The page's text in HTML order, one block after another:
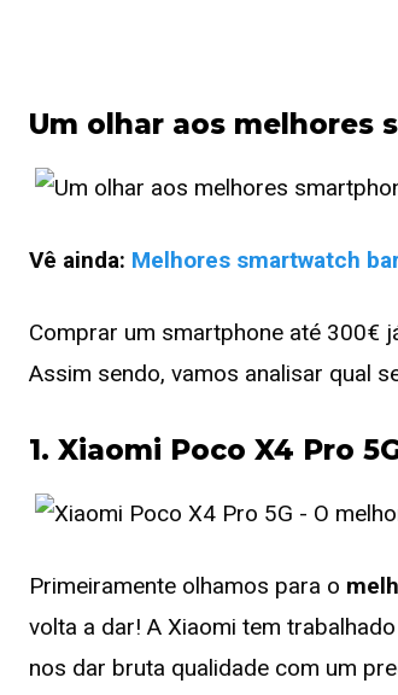
Um olhar aos melhores
Vê ainda: Melhores smartwatch
Comprar um smartphone até 300€
Assim sendo, vamos analisar qual
1. Xiaomi Poco X4 Pro
Primeiramente olhamos para o
volta a dar! A Xiaomi tem
nos dar bruta qualidade com um